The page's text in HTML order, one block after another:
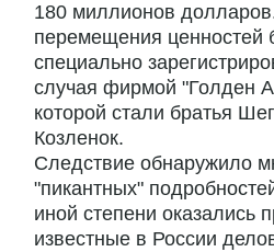
180 миллионов
перемещения ценностей
специально
случая фирмой "Голден
которой стали братья
Козленок.
Следствие обнаружило
"пикантных"
иной степени оказались
известные в России